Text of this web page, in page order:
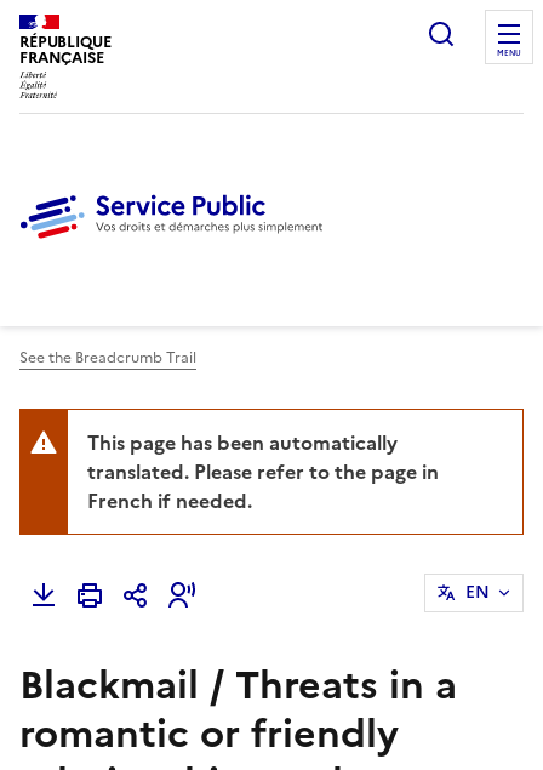
RÉPUBLIQUE
FRANÇAISE
Ouvrir
MENU
See the Breadcrumb Trail
This page has been automatically
translated. Please refer to the page in
French if needed.
EN
Blackmail / Threats in a
romantic or friendly